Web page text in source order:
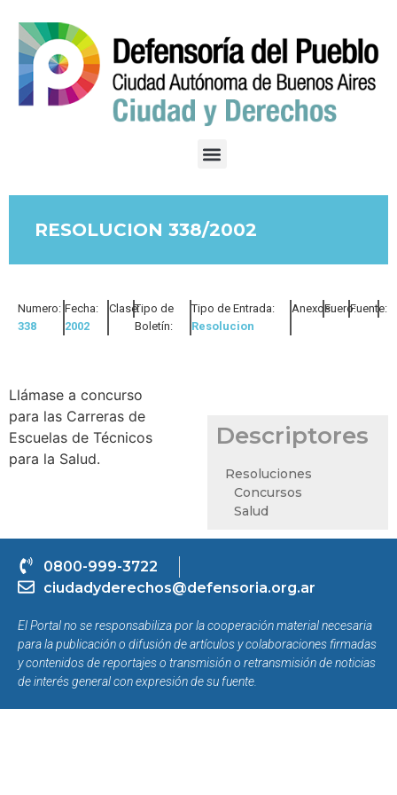
RESOLUCION 338/2002
Numero:
338
Fecha:
2002
Clase:Tipo de
Boletín:
Tipo de Entrada:
Resolucion
Anexos:Fuero:Fuente:
Llámase a concurso
para las Carreras de
Escuelas de Técnicos
para la Salud.
Descriptores
Resoluciones
Concursos
Salud
0800-999-3722
ciudadyderechos@defensoria.org.ar
El Portal no se responsabiliza por la cooperación material necesaria
para la publicación o difusión de artículos y colaboraciones firmadas
y contenidos de reportajes o transmisión o retransmisión de noticias
de interés general con expresión de su fuente.